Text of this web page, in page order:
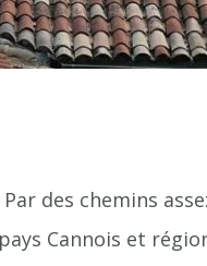
des chemins
Cannois et